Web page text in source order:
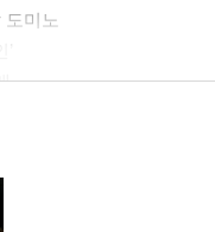
도미노
꿈
혼한 청춘